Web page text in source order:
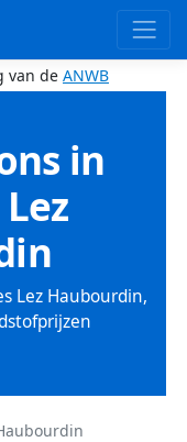
van de ANWB
in
Lez Haubourdin,